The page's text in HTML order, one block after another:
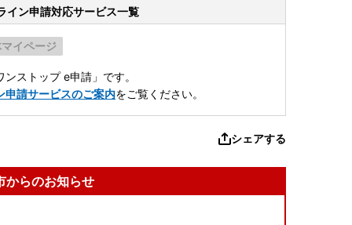
イン申請対応サービス一覧
イページ
ストップ e申請」です。
申請サービスのご案内をご覧ください。
シェアする
からのお知らせ